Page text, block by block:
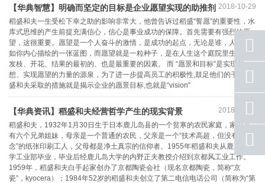
【华典智慧】明确而坚定的目标是企业愿望实现的助推剂 2018-10-29
稻盛和夫一生受松下幸之助的影响非常大，他曾告诉过稻盛“誓愿”的重要性，水
库式思维的产生前提充满信心，信心是事业成功的保障。首先需要有强烈的愿
望，这很重要。愿望是一个人奋斗的激情，是成功的起点，无论是谁，人生就
如你内心描绘的一张蓝图，而愿望就是一粒种子，是在人生这个庭院里生根、
发枝、开花、结果的最初的、也是最重要的因素。 而 “愿景和目标”是实现梦
想、实现愿望的力量的源泉，为了进一步提高员工的积极性,鼓足他们的干劲,稻
盛和夫采取的措施就是揭示企业的愿景目标,也就是“vision”
【华典资讯】稻盛和夫经营哲学产生的现实背景
2018-10-26
稻盛和夫，1932年1月30日生于日本鹿儿岛县的一个贫寒的农民家庭，家中共
有六个兄弟姐妹，母亲是一个普通的农民，父亲是一个“技术高超，但没有贪
念”的纸张印刷工人，父母都是净土真宗的信仰者。1955年稻盛和夫从鹿儿岛大
学工业部毕业，毕业后经鹿儿岛大学的内野正夫教授介绍到京都风工业工作。
1959年，稻盛和夫白手起家创办了京都陶瓷会社（现名京都陶瓷，简称“京
瓷”，kyocera）；1984年52岁的稻盛和夫创立了第二电信电话公司（简称为“第
座机
号码
手机
号码
qq
联系
顶部